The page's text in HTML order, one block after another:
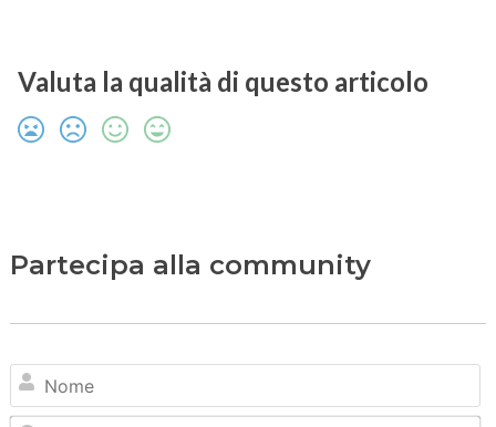
Valuta la qualità di questo articolo
Partecipa alla community